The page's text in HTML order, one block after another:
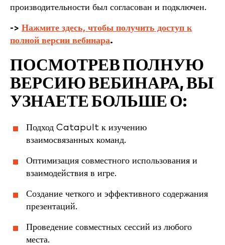
производительности был согласован и подключен.
-> Нажмите здесь, чтобы получить доступ к
полной версии вебинара.
ПОСМОТРЕВ ПОЛНУЮ
ВЕРСИЮ ВЕБИНАРА, ВЫ
УЗНАЕТЕ БОЛЬШЕ О:
Подход Catapult к изучению
взаимосвязанных команд.
Оптимизация совместного использования и
взаимодействия в игре.
Создание четкого и эффективного содержания
презентаций.
Проведение совместных сессий из любого
места.